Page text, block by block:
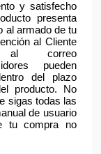
y satisfecho
presenta
al armado de tu
al Cliente
al correo
pueden
del plazo
producto. No
sigas todas las
de usuario
tu compra no